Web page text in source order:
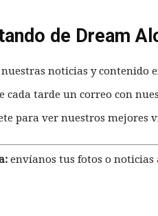
de Dream
nuestras noticias y contenido
cada tarde un correo con
para ver nuestros mejores
envíanos tus fotos o noticias